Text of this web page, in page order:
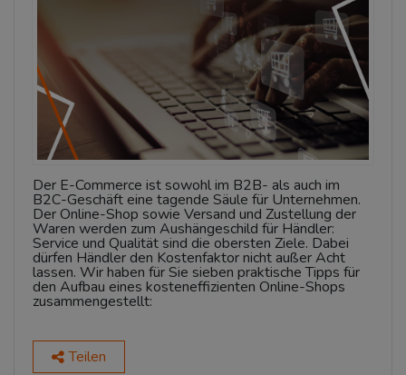
Der E-Commerce ist sowohl im B2B- als auch im
B2C-Geschäft eine tagende Säule für Unternehmen.
Der Online-Shop sowie Versand und Zustellung der
Waren werden zum Aushängeschild für Händler:
Service und Qualität sind die obersten Ziele. Dabei
dürfen Händler den Kostenfaktor nicht außer Acht
lassen. Wir haben für Sie sieben praktische Tipps für
den Aufbau eines kosteneffizienten Online-Shops
zusammengestellt:
Teilen